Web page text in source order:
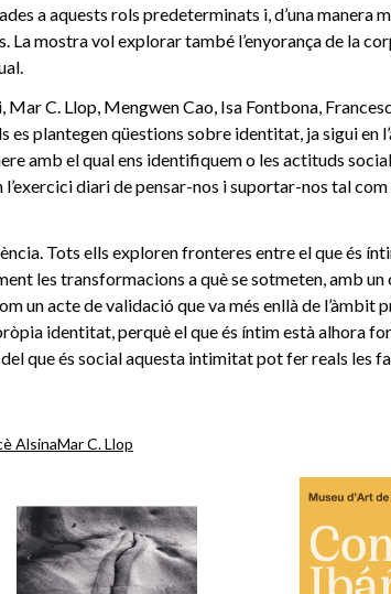
a aquests rols predeterminats i, d’una manera
La mostra vol explorar també l’enyorança de la
C. Llop, Mengwen Cao, Isa Fontbona,
plantegen qüestions sobre identitat, ja sigui en
amb el qual ens identifiquem o les actituds
diari de pensar-nos i suportar-nos tal com
Tots ells exploren fronteres entre el que és
les transformacions a què se sotmeten, amb un
un acte de validació que va més enllà de l’àmbit
identitat, perquè el que és íntim està alhora
que és social aquesta intimitat pot fer reals les
AlsinaMar C. Llop